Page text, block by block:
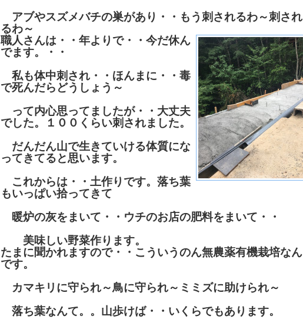
アブやスズメバチの巣があり・・もう刺されるわ～刺され
るわ～
職人さんは・・年よりで・・今だ休ん
でます。・・
私も体中刺され・・ほんまに・・毒
で死んだらどうしょう～
って内心思ってましたが・・大丈夫
でした。１００くらい刺されました。
だんだん山で生きていける体質にな
ってきてると思います。
これからは・・土作りです。落ち葉
もいっぱい拾ってきて
暖炉の灰をまいて・・ウチのお店の肥料をまいて・・
美味しい野菜作ります。
たまに聞かれますので・・こういうのん無農薬有機栽培なん
です。
カマキリに守られ～鳥に守られ～ミミズに助けられ～
落ち葉なんて。。山歩けば・・いくらでもあります。